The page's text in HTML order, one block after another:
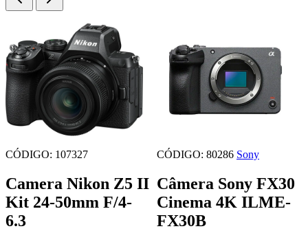
CÓDIGO: 107327
Camera Nikon Z5 II
Kit 24-50mm F/4-
6.3
CÓDIGO: 80286 Sony
Câmera Sony FX30
Cinema 4K ILME-
FX30B